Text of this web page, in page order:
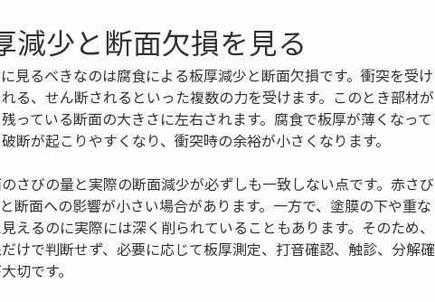
減少と断面欠損を見る
見るべきなのは腐食による板厚減少と断面欠損です。衝突を受け
る、せん断されるといった複数の力を受けます。このとき部材が
っている断面の大きさに左右されます。腐食で板厚が薄くなって
断が起こりやすくなり、衝突時の余裕が小さくなります。
さびの量と実際の断面減少が必ずしも一致しない点です。赤さび
断面への影響が小さい場合があります。一方で、塗膜の下や重な
えるのに実際には深く削られていることもあります。そのため、
けで判断せず、必要に応じて板厚測定、打音確認、触診、分解確
切です。